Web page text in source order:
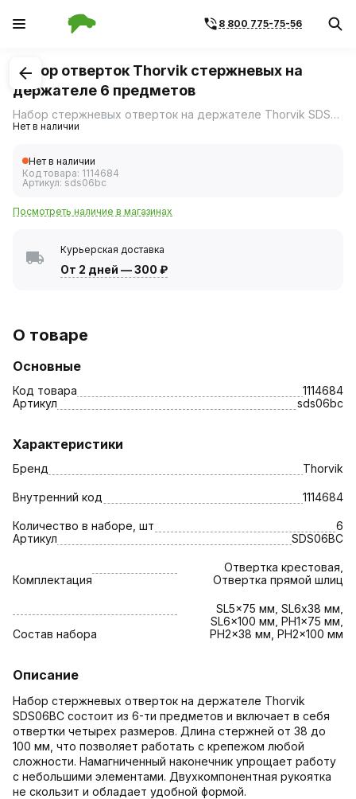
8 800 775-75-56
1/1
Набор отверток Thorvik стержневых на
держателе 6 предметов
Набор стержневых отверток на держателе Thorvik SDS06BC состоит из 6-ти предметов и включает в себя отвертки четырех размеров.
Нет в наличии
Нет в наличии
Код товара: 1114684
Артикул: sds06bc
Посмотреть наличие в магазинах
Курьерская доставка
От 2 дней —300 ₽
О товаре
Основные
Код товара
1114684
Артикул
sds06bc
Характеристики
Бренд Thorvik
Внутренний код 1114684
Количество в наборе, шт
6
Артикул
SDS06BC
Комплектация
Отвертка крестовая,
Отвертка прямой шлиц
Состав набора
SL5x75 мм, SL6х38 мм,
SL6x100 мм, PH1x75 мм,
PH2x38 мм, PH2x100 мм
Описание
Набор стержневых отверток на держателе Thorvik
SDS06BC состоит из 6-ти предметов и включает в себя
отвертки четырех размеров. Длина стержней от 38 до
100 мм, что позволяет работать с крепежом любой
сложности. Намагниченный наконечник упрощает работу
с небольшими элементами. Двухкомпонентная рукоятка
не скользит и обладает удобной формой.